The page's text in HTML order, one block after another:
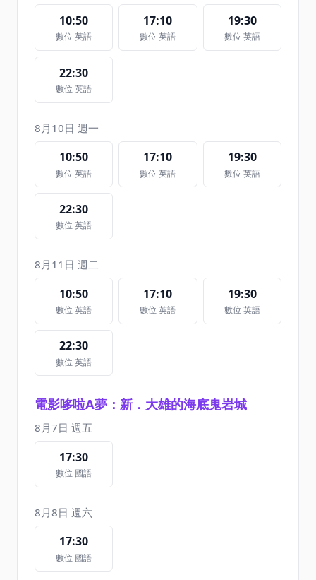
10:50
數位 英語
17:10
數位 英語
19:30
數位 英語
22:30
數位 英語
8月10日 週一
10:50
數位 英語
17:10
數位 英語
19:30
數位 英語
22:30
數位 英語
8月11日 週二
10:50
數位 英語
17:10
數位 英語
19:30
數位 英語
22:30
數位 英語
電影哆啦A夢：新．大雄的海底鬼岩城
8月7日 週五
17:30
數位 國語
8月8日 週六
17:30
數位 國語